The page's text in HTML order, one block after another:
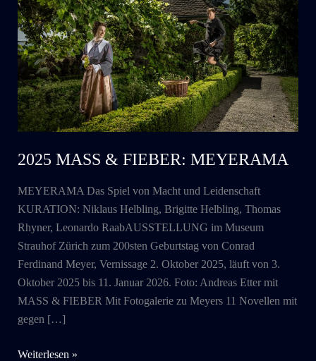
2025 MASS & FIEBER: MEYERAMA
MEYERAMA Das Spiel von Macht und Leidenschaft
KURATION: Niklaus Helbling, Brigitte Helbling, Thomas
Rhyner, Leonardo RaabAUSSTELLUNG im Museum
Strauhof Zürich zum 200sten Geburtstag von Conrad
Ferdinand Meyer, Vernissage 2. Oktober 2025, läuft von 3.
Oktober 2025 bis 11. Januar 2026. Foto: Andreas Etter mit
MASS & FIEBER Mit Fotogalerie zu Meyers 11 Novellen mit
gegen […]
2025
Weiterlesen »